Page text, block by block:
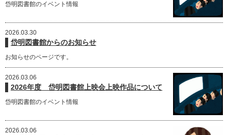
岱明図書館のイベント情報
2026.03.30
岱明図書館からのお知らせ
お知らせのページです。
2026.03.06
2026年度 岱明図書館上映会上映作品について
岱明図書館のイベント情報
2026.03.06